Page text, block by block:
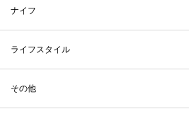
ナイフ
ライフスタイル
その他